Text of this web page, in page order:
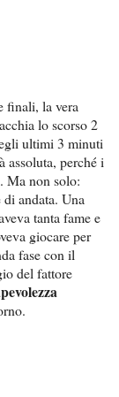
finali, la vera
lo scorso 2
ultimi 3 minuti
perché i
Ma non solo:
andata. Una
tanta fame e
giocare per
fase con il
del fattore